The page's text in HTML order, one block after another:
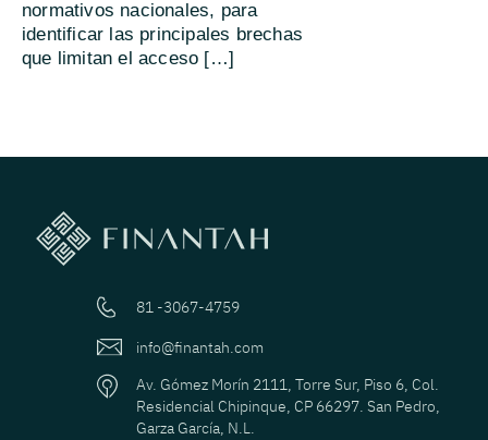
normativos nacionales, para
identificar las principales brechas
que limitan el acceso […]
81 -3067-4759
info@finantah.com
Av. Gómez Morín 2111, Torre Sur, Piso 6, Col.
Residencial Chipinque, CP 66297. San Pedro,
Garza García, N.L.